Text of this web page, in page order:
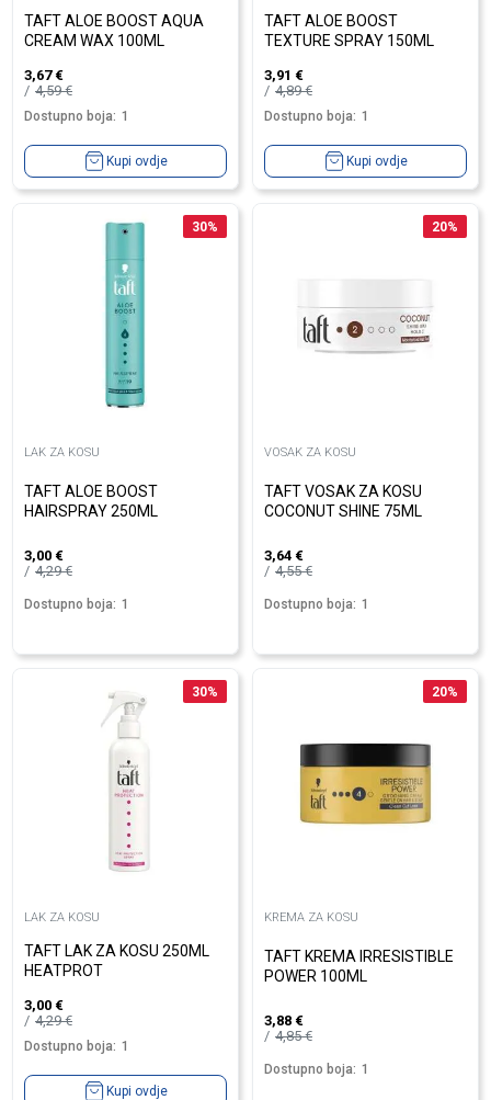
TAFT ALOE BOOST AQUA
CREAM WAX 100ML
3,67 €
4,59€
Dostupno boja: 1
Kupi ovdje
TAFT ALOE BOOST
TEXTURE SPRAY 150ML
3,91 €
4,89€
Dostupno boja: 1
Kupi ovdje
30%
LAK ZA KOSU
TAFT ALOE BOOST
HAIRSPRAY 250ML
3,00 €
4,29€
Dostupno boja: 1
20%
VOSAK ZA KOSU
TAFT VOSAK ZA KOSU
COCONUT SHINE 75ML
3,64 €
4,55€
Dostupno boja: 1
30%
LAK ZA KOSU
TAFT LAK ZA KOSU 250ML
HEATPROT
3,00 €
4,29€
Dostupno boja: 1
Kupi ovdje
20%
KREMA ZA KOSU
TAFT KREMA IRRESISTIBLE
POWER 100ML
3,88 €
4,85€
Dostupno boja: 1